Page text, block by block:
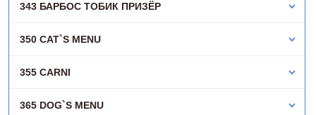
343 БАРБОС ТОБИК ПРИЗЁР
350 CAT`S MENU
355 CARNI
365 DOG`S MENU